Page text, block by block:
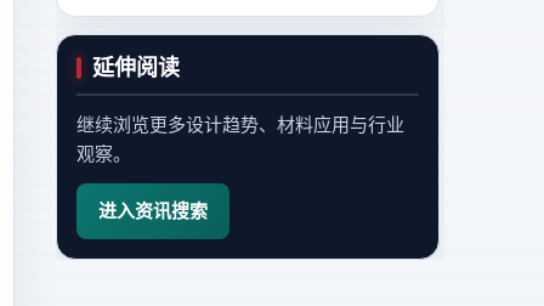
延伸阅读
继续浏览更多设计趋势、材料应用与行业
观察。
进入资讯搜索